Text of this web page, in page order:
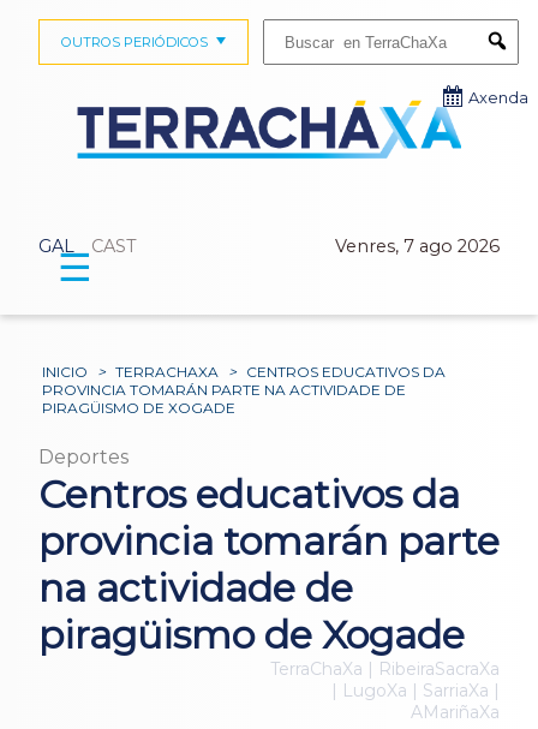
GAL CAST Venres, 7 ago 2026
OUTROS PERIÓDICOS
Axenda
☰
INICIO > TERRACHAXA > CENTROS EDUCATIVOS DA
PROVINCIA TOMARÁN PARTE NA ACTIVIDADE DE
PIRAGÜISMO DE XOGADE
Deportes
Centros educativos da
provincia tomarán parte
na actividade de
piragüismo de Xogade
TerraChaXa | RibeiraSacraXa
| LugoXa | SarriaXa |
AMariñaXa